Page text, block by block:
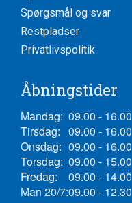
Spørgsmål og svar
Restpladser
Privatlivspolitik
Åbningstider
Mandag: 09.00 - 16.00
Tirsdag: 09.00 - 16.00
Onsdag: 09.00 - 16.00
Torsdag: 09.00 - 15.00
Fredag:
09.00 - 14.00
Man 20/7:09.00 - 12.30